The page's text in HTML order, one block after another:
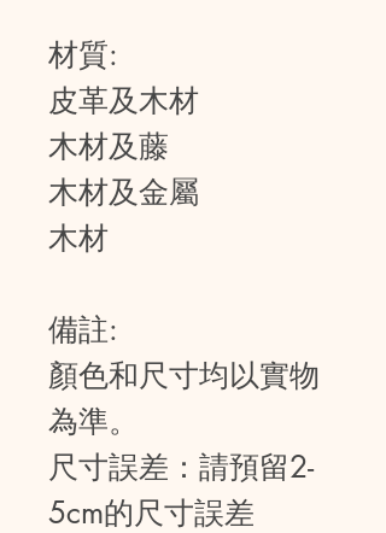
材質:
皮革及木材
木材及藤
木材及金屬
木材
備註:
顏色和尺寸均以實物
為準。
尺寸誤差：請預留2-
5cm的尺寸誤差